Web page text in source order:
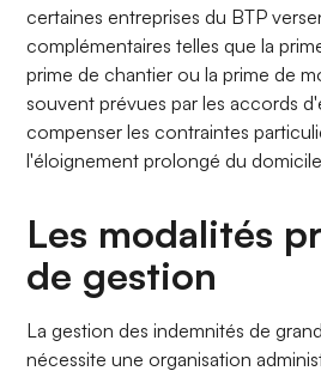
certaines entreprises du BTP
complémentaires telles que la
prime de chantier ou la prime de
souvent prévues par les accords
compenser les contraintes
l'éloignement prolongé du
Les modalités
de gestion
La gestion des indemnités de
nécessite une organisation